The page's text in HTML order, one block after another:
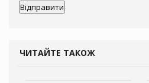
ЧИТАЙТЕ ТАКОЖ